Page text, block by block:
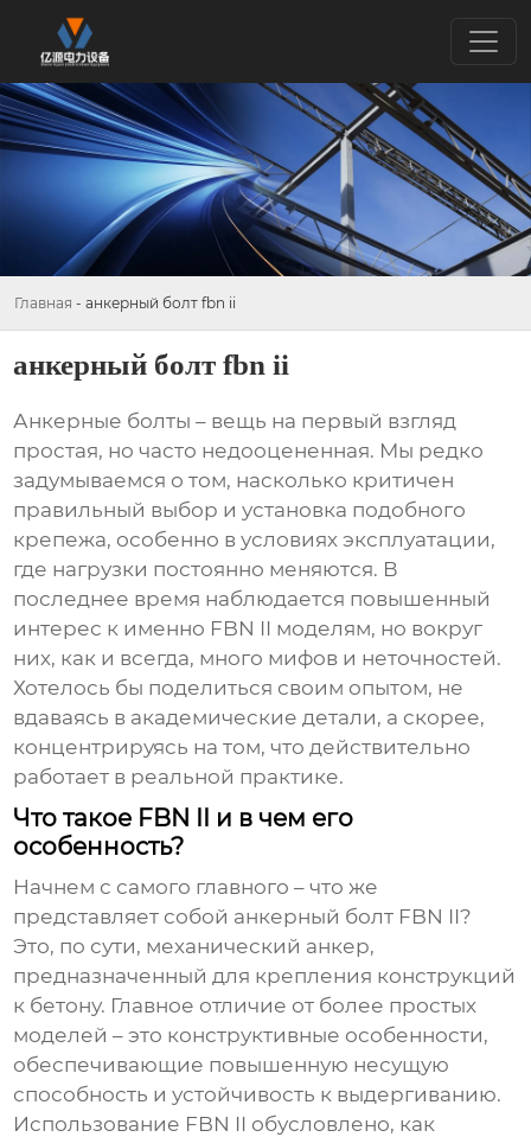
Главная - анкерный болт fbn ii
анкерный болт fbn ii
Анкерные болты – вещь на первый взгляд
простая, но часто недооцененная. Мы редко
задумываемся о том, насколько критичен
правильный выбор и установка подобного
крепежа, особенно в условиях эксплуатации,
где нагрузки постоянно меняются. В
последнее время наблюдается повышенный
интерес к именно FBN II моделям, но вокруг
них, как и всегда, много мифов и неточностей.
Хотелось бы поделиться своим опытом, не
вдаваясь в академические детали, а скорее,
концентрируясь на том, что действительно
работает в реальной практике.
Что такое FBN II и в чем его
особенность?
Начнем с самого главного – что же
представляет собой анкерный болт FBN II?
Это, по сути, механический анкер,
предназначенный для крепления конструкций
к бетону. Главное отличие от более простых
моделей – это конструктивные особенности,
обеспечивающие повышенную несущую
способность и устойчивость к выдергиванию.
Использование FBN II обусловлено, как